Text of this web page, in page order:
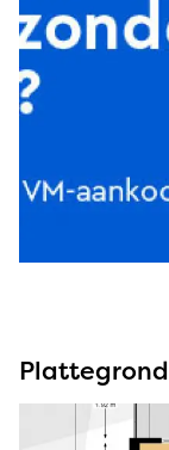
Plattegrond